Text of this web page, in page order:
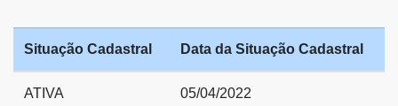
Situação Cadastral Data da Situação Cadastral
ATIVA 05/04/2022